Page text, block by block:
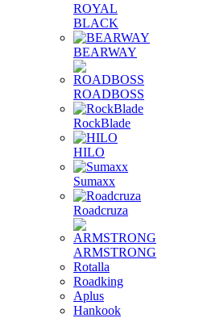
ROYAL
BLACK
BEARWAY
ROADBOSS
RockBlade
HILO
Sumaxx
Roadcruza
ARMSTRONG
Rotalla
Roadking
Aplus
Hankook